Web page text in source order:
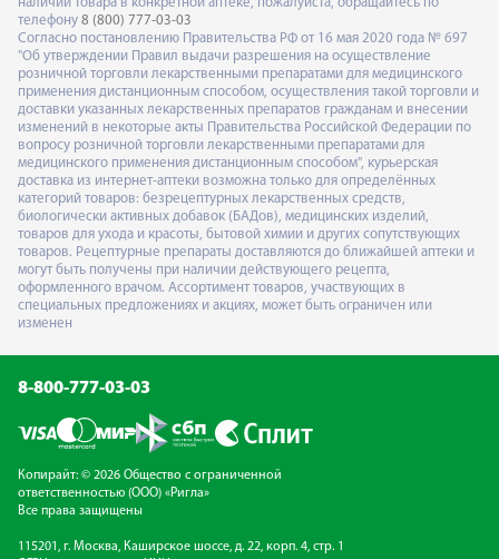
телефону 8 (800) 777-03-03
Согласно постановлению Правительства РФ от 16 мая 2020 года № 697
"Об утверждении Правил выдачи разрешения на осуществление
розничной торговли лекарственными препаратами для медицинского
применения дистанционным способом, осуществления такой торговли и
доставки указанных лекарственных препаратов гражданам и внесении
изменений в некоторые акты Правительства Российской Федерации по
вопросу розничной торговли лекарственными препаратами для
медицинского применения дистанционным способом", курьерская
доставка из интернет-аптеки возможна только для определённых
категорий товаров: безрецептурных лекарственных средств,
биологически активных добавок (БАДов), медицинских изделий,
товаров для ухода и красоты, бытовой химии и других сопутствующих
товаров. Рецептурные препараты доставляются до ближайшей аптеки и
могут быть получены при наличии действующего рецепта,
оформленного врачом. Ассортимент товаров, участвующих в
специальных предложениях и акциях, может быть ограничен или
изменен
8-800-777-03-03
Копирайт: © 2026 Общество с ограниченной
ответственностью (ООО) «Ригла»
Все права защищены
115201, г. Москва, Каширское шоссе, д. 22, корп. 4, стр. 1